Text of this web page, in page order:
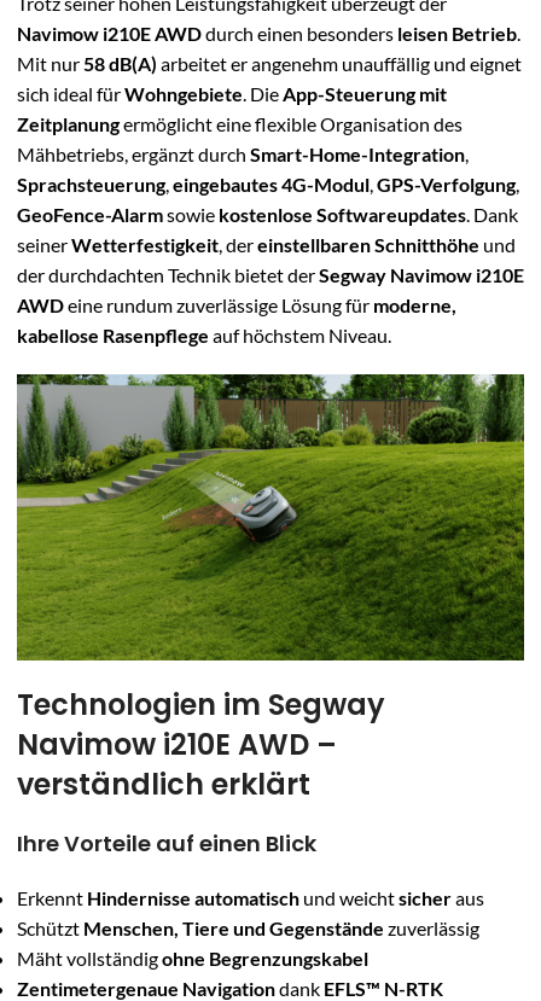
Navimow i210E AWDdurch einen besonders leisen Betrieb.
Mit nur58 dB(A) arbeitet er angenehm unauffällig und eignet
sich ideal fürWohngebiete. DieApp-Steuerung mit
Zeitplanungermöglicht eine flexible Organisation des
Mähbetriebs, ergänzt durch Smart-Home-Integration,
Sprachsteuerung,eingebautes 4G-Modul,GPS-Verfolgung,
GeoFence-Alarmsowie kostenlose Softwareupdates. Dank
seinerWetterfestigkeit, dereinstellbaren Schnitthöhe und
der durchdachten Technik bietet derSegway Navimow i210E
AWDeine rundum zuverlässige Lösung für moderne,
kabellose Rasenpflege auf höchstem Niveau.
Technologien im Segway
Navimow i210E AWD –
verständlich erklärt
Ihre Vorteile auf einen Blick
Erkennt Hindernisse automatisch und weichtsicheraus
Schützt Menschen, Tiere und Gegenstände zuverlässig
Mäht vollständigohne Begrenzungskabel
Zentimetergenaue Navigationdank EFLS™ N-RTK